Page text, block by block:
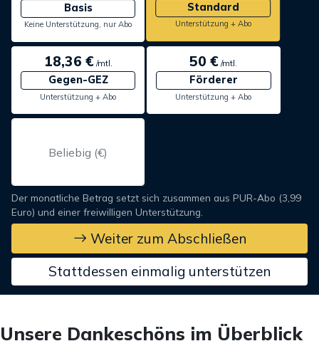
Basis
Keine Unterstützung, nur Abo
Standard
Unterstützung + Abo
18,36 €/mtl.
Gegen-GEZ
Unterstützung + Abo
50 € /mtl.
Förderer
Unterstützung + Abo
Der monatliche Betrag setzt sich zusammen aus PUR-Abo (3,99
Euro) und einer freiwilligen Unterstützung.
Weiter zum Abschließen
Stattdessen einmalig unterstützen
Unsere Dankeschöns im Überblick